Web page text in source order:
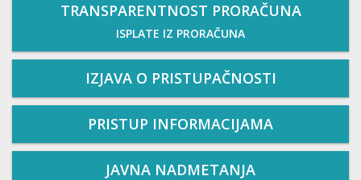
TRANSPARENTNOST PRORAČUNA
ISPLATE IZ PRORAČUNA
IZJAVA O PRISTUPAČNOSTI
PRISTUP INFORMACIJAMA
JAVNA NADMETANJA